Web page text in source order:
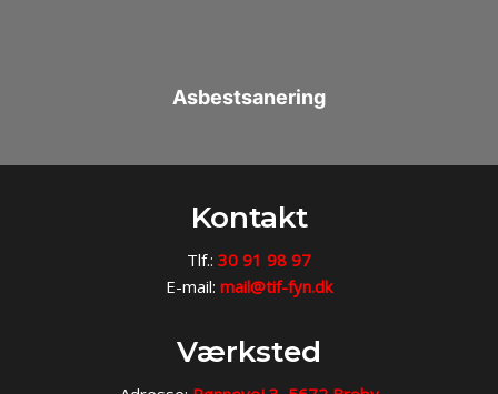
​Asbestsanering​
​Kontakt
Tlf.: 30 91 98 97
​​E-mail:​ mail@tif-fyn.dk​​
​Værksted